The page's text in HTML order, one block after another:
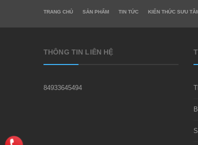
TRANG CHỦ SẢN PHẨM TIN TỨC KIẾN THỨC SƯU
THÔNG TIN LIÊN HỆ
84933645494